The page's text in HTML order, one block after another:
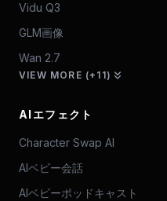
Vidu Q3
GLM画像
Wan 2.7
VIEW MORE (+11)
AIエフェクト
Character Swap AI
AIベビー会話
AIベビーポッドキャスト